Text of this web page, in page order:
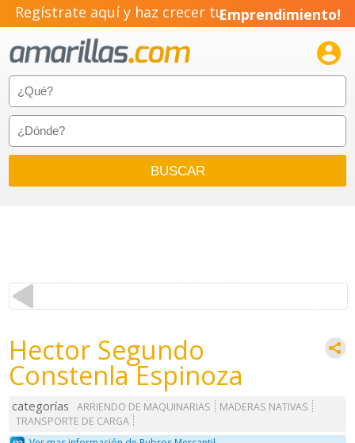
Regístrate aquí y haz crecer tuEmprendimiento!

Hector Segundo
Constenla Espinoza
categorías ARRIENDO DE MAQUINARIAS
MADERAS NATIVAS
TRANSPORTE DE CARGA